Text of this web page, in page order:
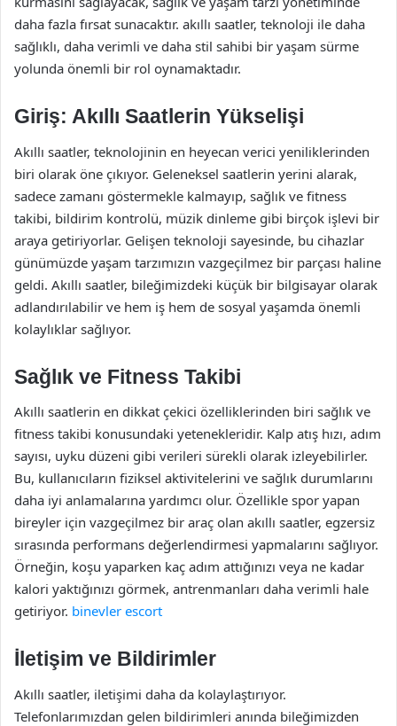
daha fazla fırsat sunacaktır. akıllı saatler, teknoloji ile daha
sağlıklı, daha verimli ve daha stil sahibi bir yaşam sürme
yolunda önemli bir rol oynamaktadır.
Giriş: Akıllı Saatlerin Yükselişi
Akıllı saatler, teknolojinin en heyecan verici yeniliklerinden
biri olarak öne çıkıyor. Geleneksel saatlerin yerini alarak,
sadece zamanı göstermekle kalmayıp, sağlık ve fitness
takibi, bildirim kontrolü, müzik dinleme gibi birçok işlevi bir
araya getiriyorlar. Gelişen teknoloji sayesinde, bu cihazlar
günümüzde yaşam tarzımızın vazgeçilmez bir parçası haline
geldi. Akıllı saatler, bileğimizdeki küçük bir bilgisayar olarak
adlandırılabilir ve hem iş hem de sosyal yaşamda önemli
kolaylıklar sağlıyor.
Sağlık ve Fitness Takibi
Akıllı saatlerin en dikkat çekici özelliklerinden biri sağlık ve
fitness takibi konusundaki yetenekleridir. Kalp atış hızı, adım
sayısı, uyku düzeni gibi verileri sürekli olarak izleyebilirler.
Bu, kullanıcıların fiziksel aktivitelerini ve sağlık durumlarını
daha iyi anlamalarına yardımcı olur. Özellikle spor yapan
bireyler için vazgeçilmez bir araç olan akıllı saatler, egzersiz
sırasında performans değerlendirmesi yapmalarını sağlıyor.
Örneğin, koşu yaparken kaç adım attığınızı veya ne kadar
kalori yaktığınızı görmek, antrenmanları daha verimli hale
getiriyor. binevler escort
İletişim ve Bildirimler
Akıllı saatler, iletişimi daha da kolaylaştırıyor.
Telefonlarımızdan gelen bildirimleri anında bileğimizden